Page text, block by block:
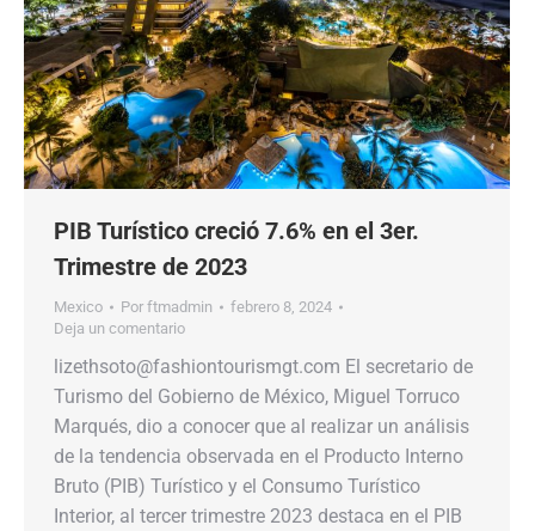
PIB Turístico creció 7.6% en el 3er.
Trimestre de 2023
Mexico Por ftmadmin
febrero 8, 2024
Deja un comentario
lizethsoto@fashiontourismgt.com El secretario de
Turismo del Gobierno de México, Miguel Torruco
Marqués, dio a conocer que al realizar un análisis
de la tendencia observada en el Producto Interno
Bruto (PIB) Turístico y el Consumo Turístico
Interior, al tercer trimestre 2023 destaca en el PIB